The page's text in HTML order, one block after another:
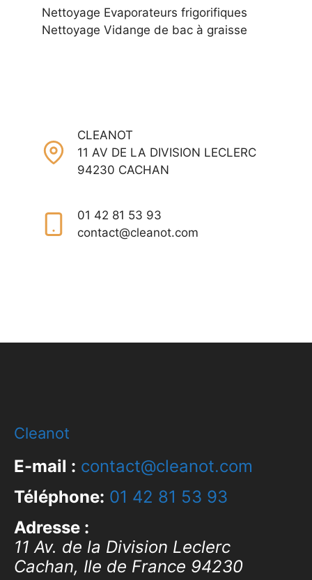
Nettoyage Evaporateurs frigorifiques
Nettoyage Vidange de bac à graisse
CLEANOT
11 AV DE LA DIVISION LECLERC
94230 CACHAN
01 42 81 53 93
contact@cleanot.com
Cleanot
E-mail : contact@cleanot.com
Téléphone: 01 42 81 53 93
Adresse :
11 Av. de la Division Leclerc
Cachan, Ile de France 94230